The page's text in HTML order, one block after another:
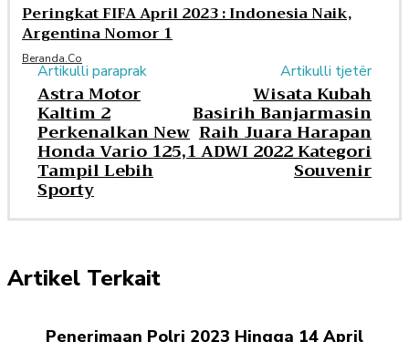
Peringkat FIFA April 2023 : Indonesia Naik,
Argentina Nomor 1
Beranda.co
Artikulli paraprak
Astra Motor
Kaltim 2
Perkenalkan New
Honda Vario 125,
Tampil Lebih
Sporty
Artikulli tjetër
Wisata Kubah
Basirih Banjarmasin
Raih Juara Harapan
1 ADWI 2022 Kategori
Souvenir
Artikel Terkait
Penerimaan Polri 2023 Hingga 14 April